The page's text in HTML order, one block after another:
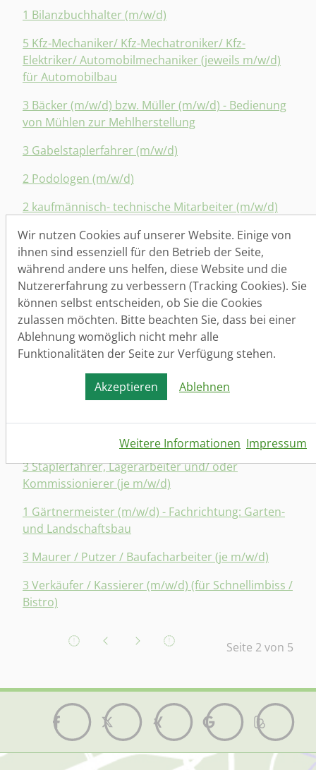
1 Bilanzbuchhalter (m/w/d)
5 Kfz-Mechaniker/ Kfz-Mechatroniker/ Kfz-
Elektriker/ Automobilmechaniker (jeweils m/w/d)
für Automobilbau
3 Bäcker (m/w/d) bzw. Müller (m/w/d) - Bedienung
von Mühlen zur Mehlherstellung
3 Gabelstaplerfahrer (m/w/d)
2 Podologen (m/w/d)
2 kaufmännisch- technische Mitarbeiter (m/w/d)
Dokumentation
1 Bauleiter (m/w/d) für (Spezial-)Tiefbau und
Tiefbau- ähnliche Projekte (auch
Quereinsteiger/innen)
10 Produktionshelfer (m/w/d) - leiche
Anlerntätigkeit
3 Gerüstbauer (m/w/d) und Gerüstbauhelfer
5 Gabelstaplerfahrer (m/w/d) (Tragfähigkeit von 2
3 Staplerfahrer, Lagerarbeiter und/ oder
Kommissionierer (je m/w/d)
1 Gärtnermeister (m/w/d) - Fachrichtung: Garten-
und Landschaftsbau
3 Maurer / Putzer / Baufacharbeiter (je m/w/d)
3 Verkäufer / Kassierer (m/w/d) (für Schnellimbiss /
Bistro)
Seite 2 von 5
Wir nutzen Cookies auf unserer Website. Einige von
ihnen sind essenziell für den Betrieb der Seite,
während andere uns helfen, diese Website und die
Nutzererfahrung zu verbessern (Tracking Cookies). Sie
können selbst entscheiden, ob Sie die Cookies
zulassen möchten. Bitte beachten Sie, dass bei einer
Ablehnung womöglich nicht mehr alle
Funktionalitäten der Seite zur Verfügung stehen.
Akzeptieren Ablehnen
Weitere Informationen Impressum